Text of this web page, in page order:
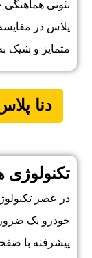
نئونی هماهنگی
پلاس در
متمایز و شیک
دنا
تکنولوژی
در عصر
خودرو یک
پیشرفته با